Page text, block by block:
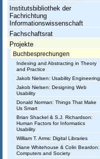
c
h
t
u
g
n
o
Institutsbibliothek der
Fachrichtung
Informationswissenschaft
Fachschaftsrat
Projekte
Buchbesprechungen
Indexing and Abstracting in Theory
and Practice
Jakob Nielsen: Usability Engineering
Jakob Nielsen: Designing Web
Usability
Donald Norman: Things That Make
Us Smart
Brian Shackel & S.J. Richardson:
Human Factors for Informatics
Usability
William T. Arms: Digital Libraries
Diane Whitehouse & Colin Beardon:
Computers and Society